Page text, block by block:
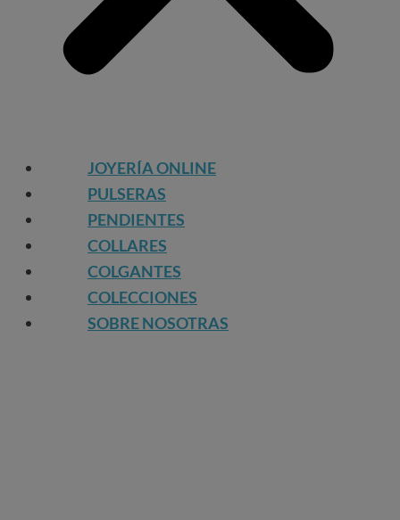
JOYERÍA ONLINE
PULSERAS
PENDIENTES
COLLARES
COLGANTES
COLECCIONES
SOBRE NOSOTRAS